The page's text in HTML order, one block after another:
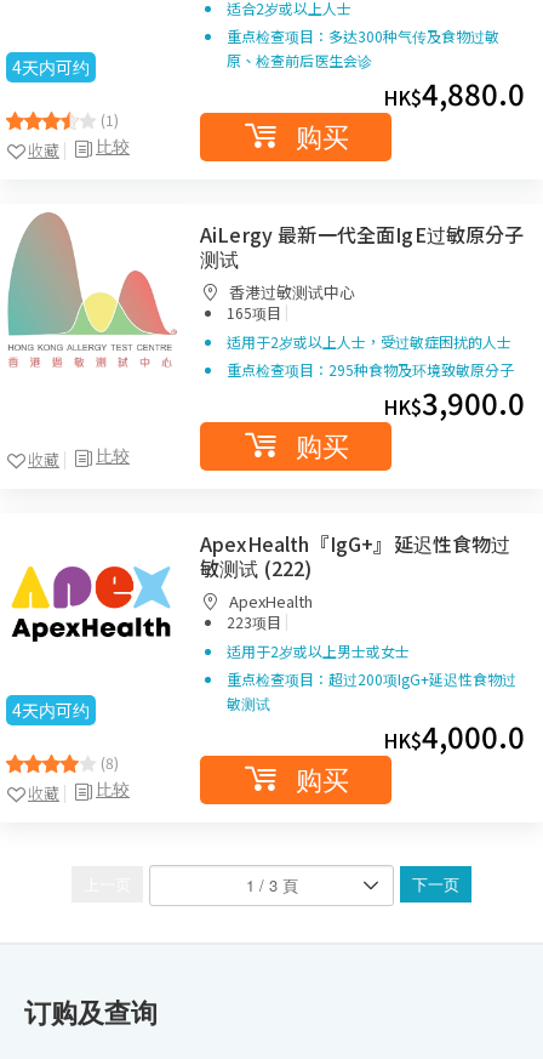
4天内可约
(1)
比较
收藏
适合2岁或以上人士
重点检查项目：多达300种气传及食物过敏
原、检查前后医生会诊
HK$4,880.0
购买
比较
收藏
AiLergy 最新一代全面IgE过敏原分子
测试
香港过敏测试中心
165项目 |
适用于2岁或以上人士，受过敏症困扰的人士
重点检查项目：295种食物及环境致敏原分子
HK$3,900.0
购买
4天内可约
(8)
比较
收藏
ApexHealth『IgG+』延迟性食物过
敏测试 (222)
ApexHealth
223项目 |
适用于2岁或以上男士或女士
重点检查项目：超过200项IgG+延迟性食物过
敏测试
HK$4,000.0
购买
下一页
订购及查询